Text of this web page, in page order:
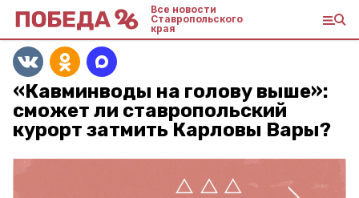
Все новости
Ставропольского
края
«Кавминводы на голову выше»:
сможет ли ставропольский
курорт затмить Карловы Вары?